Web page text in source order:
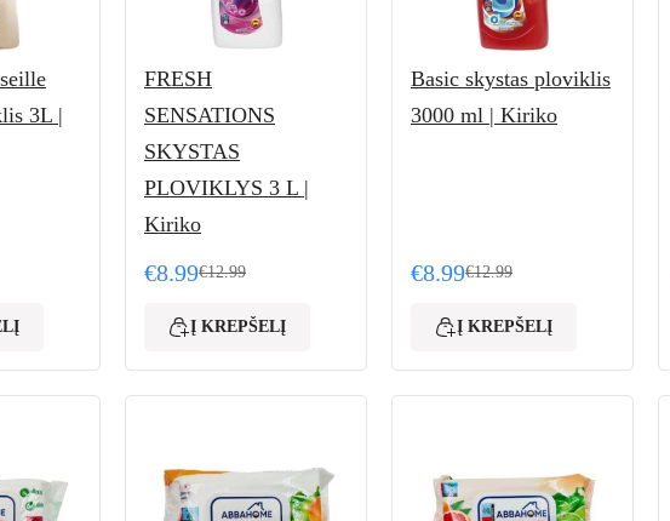
3L |
was: €12.99.
€8.99.
FRESH
SENSATIONS
SKYSTAS
PLOVIKLYS 3 L |
Kiriko
€12.99
Original price was: €12.99.
€8.99
Current price is: €8.99.
Į KREPŠELĮ
Basic skystas ploviklis
3000 ml | Kiriko
€12.99
Original price was: €12.99.
€8.99
Current price is: €8.99.
Į KREPŠELĮ